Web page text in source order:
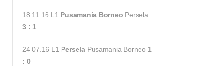
18.11.16 L1 Pusamania Borneo Persela
3 : 1
24.07.16 L1 Persela Pusamania Borneo 1
: 0